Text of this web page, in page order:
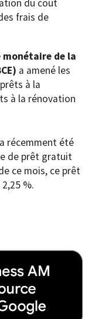
du coût
frais de
de la
a amené les
à la
à la rénovation
récemment été
de prêt gratuit
ce mois, ce prêt
%.